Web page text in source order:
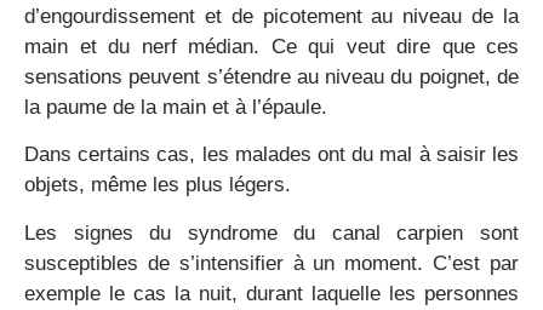
d’engourdissement et de picotement au niveau de la
main et du nerf médian. Ce qui veut dire que ces
sensations peuvent s’étendre au niveau du poignet, de
la paume de la main et à l’épaule.
Dans certains cas, les malades ont du mal à saisir les
objets, même les plus légers.
Les signes du syndrome du canal carpien sont
susceptibles de s’intensifier à un moment. C’est par
exemple le cas la nuit, durant laquelle les personnes